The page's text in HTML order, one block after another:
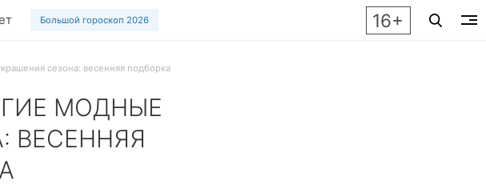
Большой гороскоп 2026 16+
сезона: весенняя подборка
МОДНЫЕ
ВЕСЕННЯЯ